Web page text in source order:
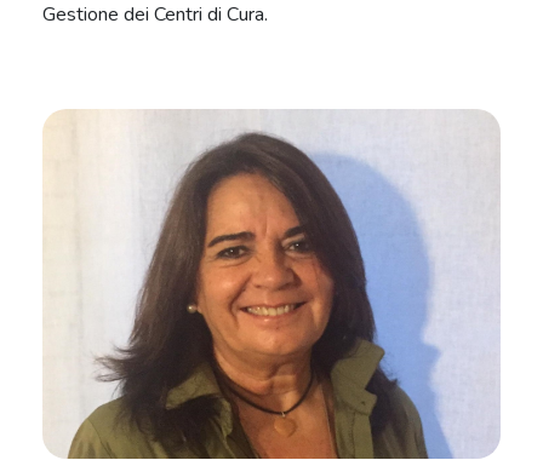
Gestione dei Centri di Cura.